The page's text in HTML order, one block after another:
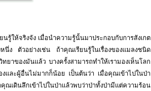
ห้จริงจัง เมื่อนำความรู้นั้นมาประกอบกับการสังเกต
นึ่ง ตัวอย่างเช่น ถ้าคุณเรียนรู้ในเรื่องของแมลงชนิด
าของมันแล้ว บางครั้งสามารถทำให้เรามองเห็นโลก
และผู้อื่นไม่มากก็น้อย เป็นต้นว่า เมื่อคุณเข้าไปในป่า
ดินลึกเข้าไปในป่าแล้วพบว่าป่าทั้งป่ามีแต่ความร้อน